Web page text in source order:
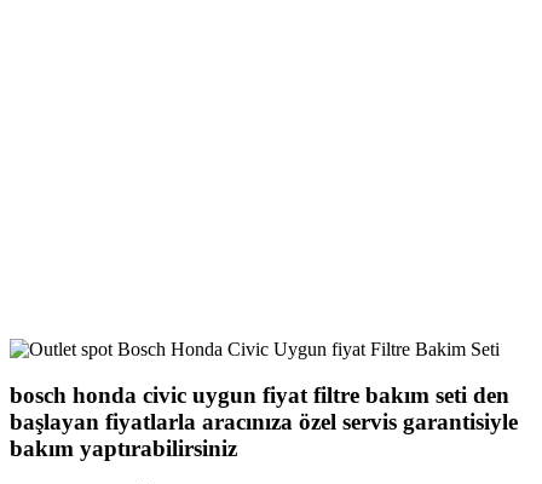
bosch honda civic uygun fiyat filtre bakım seti den
başlayan fiyatlarla aracınıza özel servis garantisiyle
bakım yaptırabilirsiniz